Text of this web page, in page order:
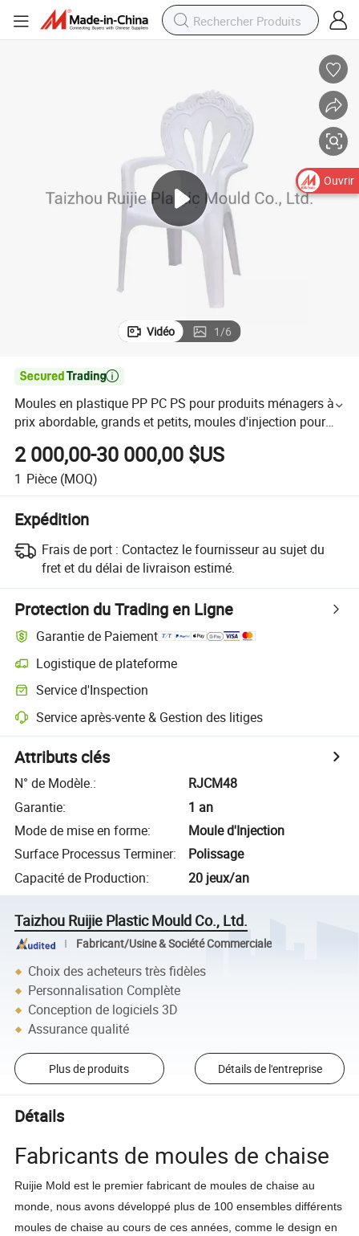
Vidéo 1/6

Moules en plastique PP PC PS pour produits ménagers à
prix abordable, grands et petits, moules d'injection pour
2 000,00-30 000,00 $US
1 Pièce (MOQ)
Expédition
Frais de port : Contactez le fournisseur au sujet du
fret et du délai de livraison estimé.
Protection du Trading en Ligne
Garantie de Paiement
Logistique de plateforme
Service d'Inspection
Service après-vente & Gestion des litiges
Attributs clés
N° de Modèle.:
RJCM48
Garantie:
1 an
Mode de mise en forme:
Moule d'Injection
Surface Processus Terminer:
Polissage
Capacité de Production: 20 jeux/an
Taizhou Ruijie Plastic Mould Co., Ltd.
Fabricant/Usine & Société Commerciale
Choix des acheteurs très fidèles
Personnalisation Complète
Conception de logiciels 3D
Assurance qualité
Plus de produits Détails de l'entreprise
Détails
Fabricants de moules de chaise
Ruijie Mold est le premier fabricant de moules de chaise au
monde, nous avons développé plus de 100 ensembles différents
moules de chaise au cours de ces années, comme le design en
Ouvrir